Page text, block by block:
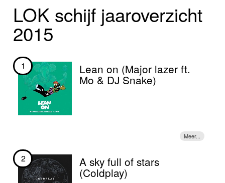
Nieuws
Foto's
Video
Webcam
LOK schijf jaar­over­zicht
2015
1 Lean on (Major lazer ft.
Mo & DJ Snake)
2 A sky full of stars
(Coldplay)